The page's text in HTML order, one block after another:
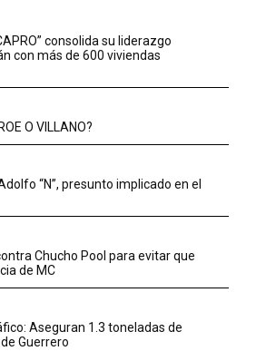
consolida su liderazgo
con más de 600 viviendas
O VILLANO?
“N”, presunto implicado en el
Chucho Pool para evitar que
de MC
Aseguran 1.3 toneladas de
Guerrero